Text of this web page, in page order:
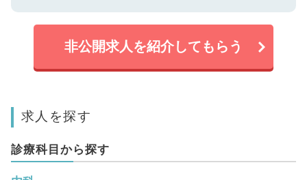
非公開求人を紹介してもらう
求人を探す
診療科目から探す